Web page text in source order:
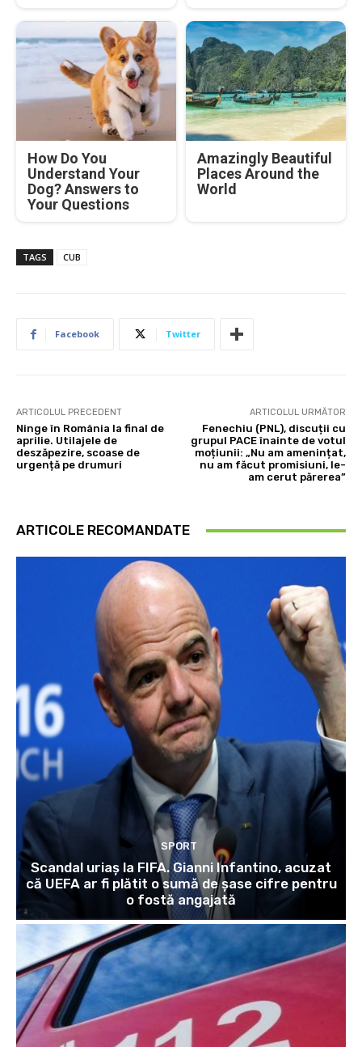
How Do You
Understand Your
Dog? Answers to
Your Questions
Amazingly Beautiful
Places Around the
World
TAGS CUB
Facebook Twitter
ARTICOLUL PRECEDENT
Ninge în România la final de
aprilie. Utilajele de
deszăpezire, scoase de
urgență pe drumuri
ARTICOLUL URMĂTOR
Fenechiu (PNL), discuții cu
grupul PACE înainte de votul
moțiunii: „Nu am amenințat,
nu am făcut promisiuni, le-
am cerut părerea”
ARTICOLE RECOMANDATE
SPORT
Scandal uriaș la FIFA. Gianni Infantino, acuzat
că UEFA ar fi plătit o sumă de șase cifre pentru
o fostă angajată